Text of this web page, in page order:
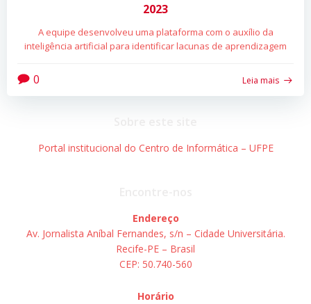
2023
A equipe desenvolveu uma plataforma com o auxílio da
inteligência artificial para identificar lacunas de aprendizagem
0 Leia mais
Portal institucional do Centro de Informática – UFPE
Endereço
Av. Jornalista Aníbal Fernandes, s/n – Cidade Universitária.
Recife-PE – Brasil
CEP: 50.740-560
Horário